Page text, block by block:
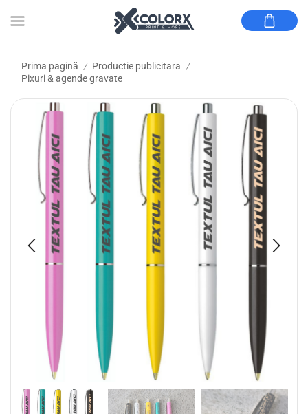
Prima pagină / Productie publicitara /
Pixuri & agende gravate